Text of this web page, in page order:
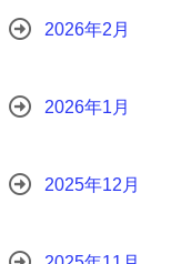
2026年2月
2026年1月
2025年12月